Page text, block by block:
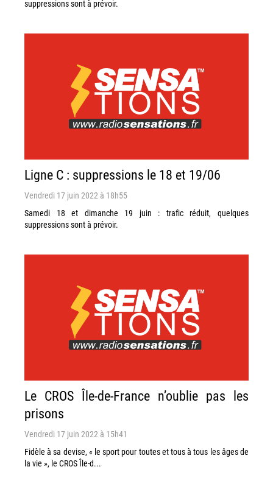
suppressions sont à prévoir.
Ligne C : suppressions le 18 et 19/06
Vendredi 17 juin 2022 à 18h55
Samedi 18 et dimanche 19 juin : trafic réduit, quelques
suppressions sont à prévoir.
Le CROS Île-de-France n’oublie pas les
prisons
Vendredi 17 juin 2022 à 15h41
Fidèle à sa devise, « le sport pour toutes et tous à tous les âges de
la vie », le CROS Île-d...